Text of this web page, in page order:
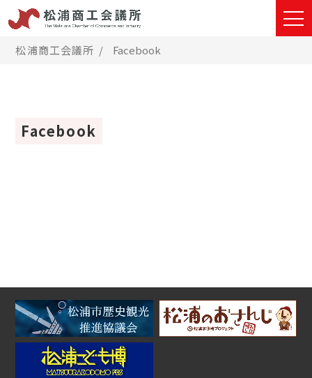
松浦商工会議所 Facebook
Facebook